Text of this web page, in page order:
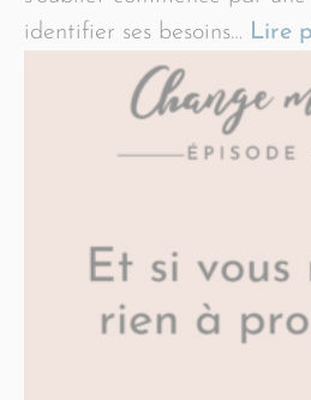
identifier ses besoins… Lire